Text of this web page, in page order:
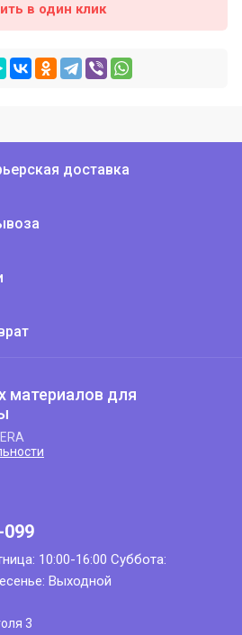
в один клик
доставка
материалов для
099
10:00-16:00 Суббота:
Выходной
3